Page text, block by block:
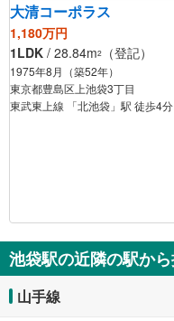
大清コーポラス
1,180万円
1LDK / 28.84m2 （登記）
1975年8月（築52年）
東京都豊島区上池袋3丁目
東武東上線 「北池袋」駅 徒歩4分
池袋駅の近隣の駅か
山手線